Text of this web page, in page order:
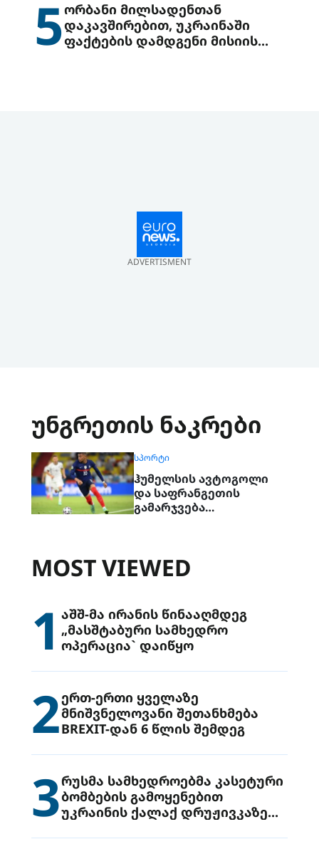
5ორბანი მილსადენთან
დაკავშირებით, უკრაინაში
ფაქტების დამდგენი მისიის
ADVERTISMENT
უნგრეთის ნაკრები
ᲡᲞᲝᲠᲢᲘ
ჰუმელსის ავტოგოლი
და საფრანგეთის
გამარჯვება
MOST VIEWED
1 აშშ-მა ირანის წინააღმდეგ
„მასშტაბური სამხედრო
ოპერაცია` დაიწყო
2ერთ-ერთი ყველაზე
მნიშვნელოვანი შეთანხმება
BREXIT-დან 6 წლის შემდეგ
3რუსმა სამხედროებმა კასეტური
ბომბების გამოყენებით
უკრაინის ქალაქ დრუჟივკაზე